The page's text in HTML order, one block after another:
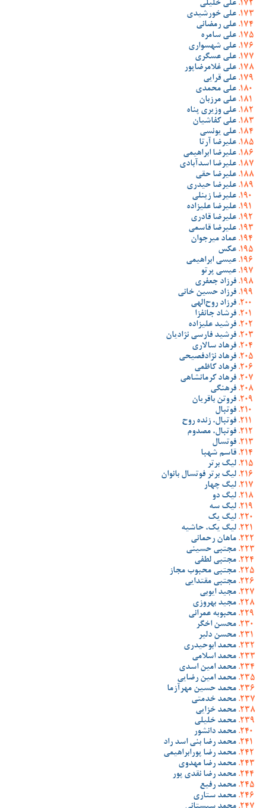
علی خلیلی
علی خورشیدی
علی رمضانی
علی سامره
علی شهسواری
علی عسگری
علی غلامرضاپور
علی قرایی
علی محمدی
علی مرزبان
علی وزیری پناه
علی کفاشیان
علی یونسی
علیرضا آرتا
علیرضا ابراهیمی
علیرضا اسدآبادی
علیرضا حقی
علیرضا حیدری
علیرضا زینلی
علیرضا علیزاده
علیرضا قادری
علیرضا قاسمی
عماد میرجوان
عکس
عیسی ابراهیمی
عیسی پرتو
فرزاد جعفری
فرزاد حسین خانی
فرزاد روح‌الهی
فرشاد جانفزا
فرشید علیزاده
فرشید فارسی نژادیان
فرهاد سالاری
فرهاد نژادفصیحی
فرهاد کاظمی
فرهاد کرمانشاهی
فرهنگی
فروتن باقریان
فوتبال
فوتبال، زنده روح
فوتبال، مصدوم
فوتسال
قاسم شهبا
لیگ برتر
لیگ برتر فوتسال بانوان
لیگ چهار
لیگ دو
لیگ سه
لیگ یک
لیگ یک، حاشیه
ماهان رحمانی
مجتبی حسینی
مجتبی لطفی
مجتبی محبوب مجاز
مجتبی مقتدایی
مجید ایوبی
مجید بهروزی
محبوبه عمرانی
محسن اخگر
محسن دلیر
محمد ابوحیدری
محمد اسلامی
محمد امین اسدی
محمد امین رضایی
محمد حسین مهرآزما
محمد خدمتی
محمد خزایی
محمد خلیلی
محمد دانشور
محمد رضا بنی اسد راد
محمد رضا پورابراهیمی
محمد رضا مهدوی
محمد رضا نقدی پور
محمد رفیع
محمد ستاری